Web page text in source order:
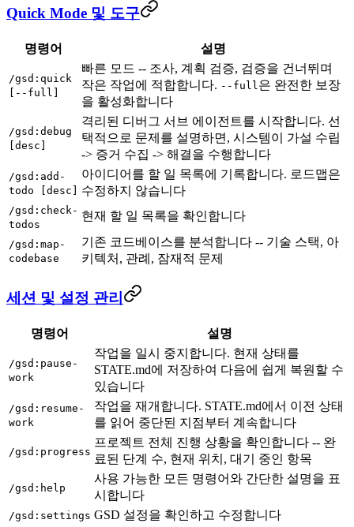
Quick Mode 및 도구
명령어 설명
/gsd:quick
[--full]
빠른 모드 -- 조사, 계획 검증, 검증을 건너뛰며
작은 작업에 적합합니다. --full 은 완전한 보장
을 활성화합니다
/gsd:debug
[desc]
격리된 디버그 서브 에이전트를 시작합니다. 선
택적으로 문제를 설명하면, 시스템이 가설 수립
-> 증거 수집 -> 해결을 수행합니다
/gsd:add-
todo [desc]
아이디어를 할 일 목록에 기록합니다. 로드맵은
수정하지 않습니다
/gsd:check-
todos
현재 할 일 목록을 확인합니다
/gsd:map-
codebase
기존 코드베이스를 분석합니다 -- 기술 스택, 아
키텍처, 관례, 잠재적 문제
세션 및 설정 관리
명령어 설명
/gsd:pause-
work
작업을 일시 중지합니다. 현재 상태를
STATE.md에 저장하여 다음에 쉽게 복원할 수
있습니다
/gsd:resume-
work
작업을 재개합니다. STATE.md에서 이전 상태
를 읽어 중단된 지점부터 계속합니다
/gsd:progress
프로젝트 전체 진행 상황을 확인합니다 -- 완
료된 단계 수, 현재 위치, 대기 중인 항목
/gsd:help
사용 가능한 모든 명령어와 간단한 설명을 표
시합니다
/gsd:settings GSD 설정을 확인하고 수정합니다